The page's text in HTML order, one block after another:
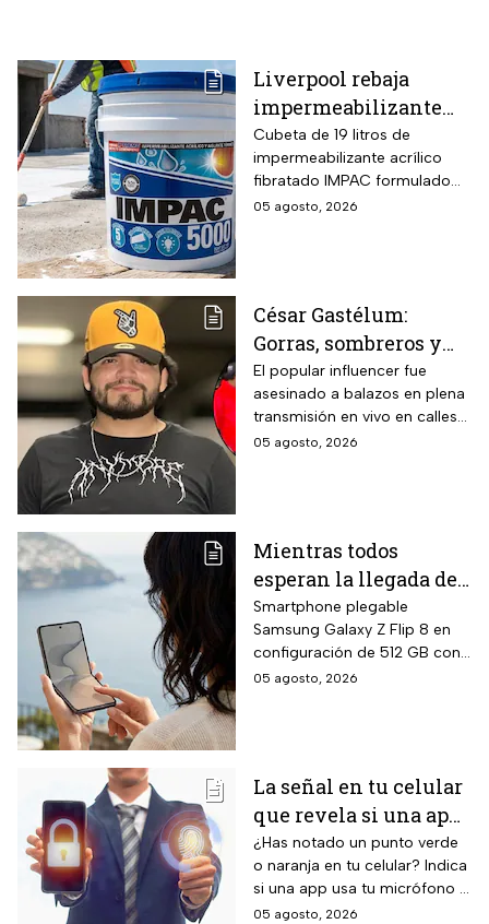
Liverpool rebaja
impermeabilizante
fibratado IMPAC de 19
litros y secado rápido
de 4-6 horas con hasta
13 MSI
Cubeta de 19 litros de
impermeabilizante acrílico
fibratado IMPAC formulado
con base agua, resinas
lámina galvanizada,
fibrocemento y ladrillos,
además de fórmula libre de
asbesto y no inflamable.
05 agosto, 2026
César Gastélum:
Gorras, sombreros y
las letras MZ, las
pistas que investigan
tras el asesinato del
influencer
El popular influencer fue
asesinado a balazos en plena
transmisión en vivo en calles
de Culiacán, Sinaloa.
05 agosto, 2026
Mientras todos
esperan la llegada del
nuevo celular
Samsung Z Flip8 de
512GB, Liverpool
rebaja el valor de la
intereses
Smartphone plegable
Samsung Galaxy Z Flip 8 en
configuración de 512 GB con
pantalla principal Dynamic
actualizaciones de sistema
operativo garantizadas y suite
completa de Galaxy AI con
inteligencia artificial integrada.
05 agosto, 2026
La señal en tu celular
que revela si una app
te está escuchando
¡No la ignores!
¿Has notado un punto verde
o naranja en tu celular? Indica
si una app usa tu micrófono o
cámara, clave para tu
05 agosto, 2026